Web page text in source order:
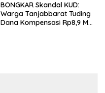
BONGKAR Skandal KUD:
Warga Tanjabbarat Tuding
Dana Kompensasi Rp8,9 M